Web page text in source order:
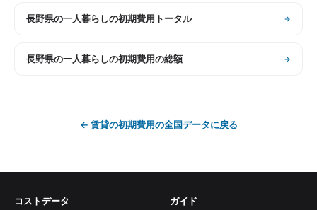
長野県の一人暮らしの初期費用トータル
長野県の一人暮らしの初期費用の総額
← 賃貸の初期費用の全国データに戻る
コストデータ ガイド